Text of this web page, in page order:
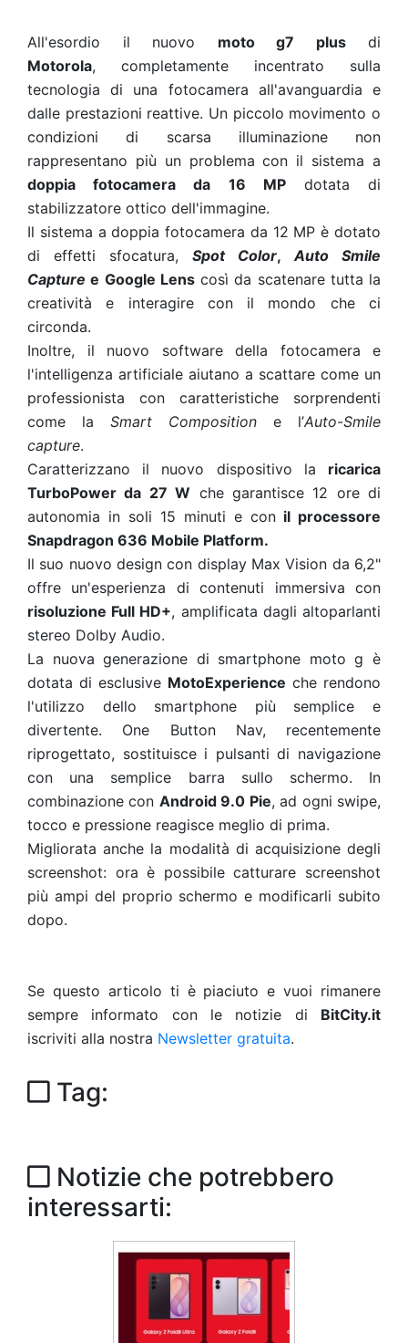
All'esordio il nuovo moto g7 plusdi
Motorola, completamente incentrato sulla
tecnologia di una fotocamera all'avanguardia e
dalle prestazioni reattive. Un piccolo movimento o
condizioni di scarsa illuminazione non
rappresentano più un problema con il sistema a
doppia fotocamera da 16 MPdotata di
stabilizzatore ottico dell'immagine.
Il sistema a doppia fotocamera da 12 MP è dotato
di effetti sfocatura,
Spot Color,Auto Smile
Capture e Google Lenscosì da scatenare tutta la
creatività e interagire con il mondo che ci
circonda.
Inoltre, il nuovo software della fotocamera e
l'intelligenza artificiale aiutano a scattare come un
professionista con caratteristiche sorprendenti
come la Smart Composition e l’Auto-Smile
capture.
Caratterizzano il nuovo dispositivo la ricarica
TurboPower da 27 W che garantisce 12 ore di
autonomia in soli 15 minuti e con il processore
Snapdragon 636 Mobile Platform.
Il suo nuovo design con display Max Vision da 6,2"
offre un'esperienza di contenuti immersiva con
risoluzione Full HD+, amplificata dagli altoparlanti
stereo Dolby Audio.
La nuova generazione di smartphone moto g è
dotata di esclusive MotoExperience che rendono
l'utilizzo dello smartphone più semplice e
divertente. One Button Nav, recentemente
riprogettato, sostituisce i pulsanti di navigazione
con una semplice barra sullo schermo. In
combinazione con Android 9.0 Pie, ad ogni swipe,
tocco e pressione reagisce meglio di prima.
Migliorata anche la modalità di acquisizione degli
screenshot: ora è possibile catturare screenshot
più ampi del proprio schermo e modificarli subito
dopo.
Se questo articolo ti è piaciuto e vuoi rimanere
sempre informato con le notizie di BitCity.it
iscriviti alla nostra Newsletter gratuita.
Tag:
Notizie che potrebbero
interessarti: